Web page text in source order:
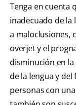
Tenga en cuenta
inadecuado de
a maloclusiones,
overjet y el
disminución en
de la lengua y del
personas con